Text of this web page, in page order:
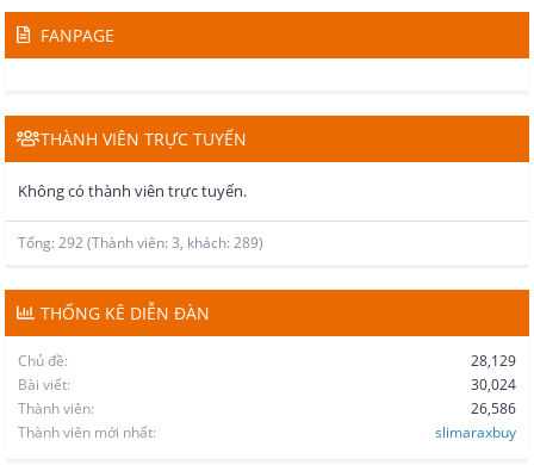
FANPAGE
THÀNH VIÊN TRỰC TUYẾN
Không có thành viên trực tuyến.
Tổng: 292 (Thành viên: 3, khách: 289)
THỐNG KÊ DIỄN ĐÀN
Chủ đề
28,129
Bài viết
30,024
Thành viên
26,586
Thành viên mới nhất
slimaraxbuy